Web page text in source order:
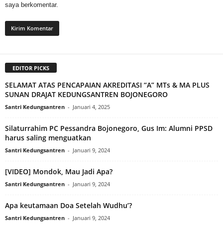
saya berkomentar.
EDITOR PICKS
SELAMAT ATAS PENCAPAIAN AKREDITASI “A” MTs & MA PLUS
SUNAN DRAJAT KEDUNGSANTREN BOJONEGORO
Santri Kedungsantren - Januari 4, 2025
Silaturrahim PC Pessandra Bojonegoro, Gus Im: Alumni PPSD
harus saling menguatkan
Santri Kedungsantren - Januari 9, 2024
[VIDEO] Mondok, Mau Jadi Apa?
Santri Kedungsantren - Januari 9, 2024
Apa keutamaan Doa Setelah Wudhu’?
Santri Kedungsantren - Januari 9, 2024